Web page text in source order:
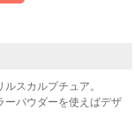
スカルプチュア。
ーパウダーを使えばデザ